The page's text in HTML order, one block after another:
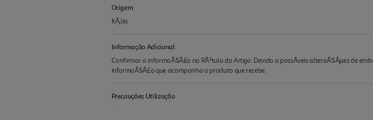
Origem
ItÃ¡lia
Informação Adicional
Confirmar a informaÃ§Ã£o no RÃ³tulo do Artigo. Devido a possÃ­veis alteraÃ§Ãµes de
informaÃ§Ã£o que acompanha o produto que recebe.
Precauções Utilização
.